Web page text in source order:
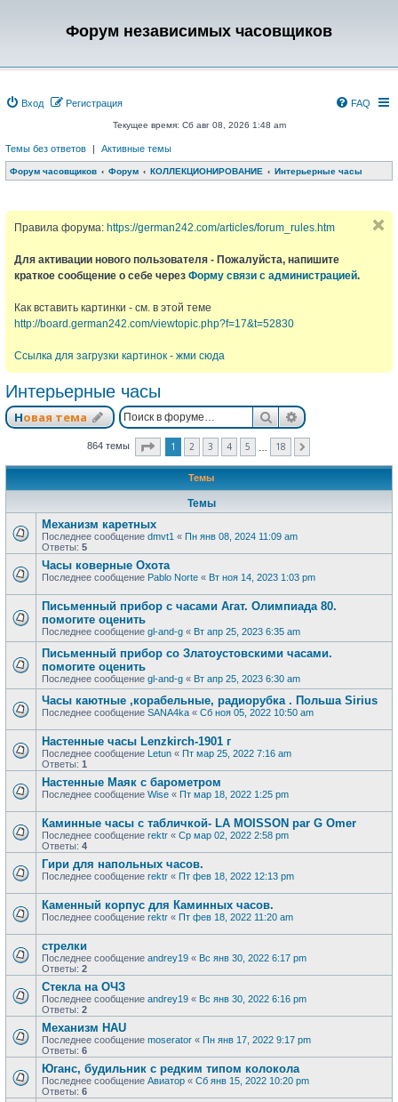
Форум независимых часовщиков
Вход Регистрация FAQ
Текущее время: Сб авг 08, 2026 1:48 am
Темы без ответов | Активные темы
Форум часовщиков Форум КОЛЛЕКЦИОНИРОВАНИЕ Интерьерные часы
Правила форума: https://german242.com/articles/forum_rules.htm
Для активации нового пользователя - Пожалуйста, напишите
краткое сообщение о себе через Форму связи с администрацией.
Как вставить картинки - см. в этой теме
http://board.german242.com/viewtopic.php?f=17&t=52830
Ссылка для загрузки картинок - жми сюда
Интерьерные часы
Новая тема ПоискРасширенный
864 темы Страница из
1 2 3 4 5 18
Темы
Темы
Механизм каретных
Последнее сообщение dmvt1 « Пн янв 08, 2024 11:09 am
Ответы: 5
Часы коверные Охота
Последнее сообщение Pablo Norte « Вт ноя 14, 2023 1:03 pm
Письменный прибор с часами Агат. Олимпиада 80.
помогите оценить
Последнее сообщение gl-and-g « Вт апр 25, 2023 6:35 am
Письменный прибор со Златоустовскими часами.
помогите оценить
Последнее сообщение gl-and-g « Вт апр 25, 2023 6:30 am
Часы каютные ,корабельные, радиорубка . Польша Sirius
Последнее сообщение SANA4ka « Сб ноя 05, 2022 10:50 am
Настенные часы Lenzkirch-1901 г
Последнее сообщение Letun « Пт мар 25, 2022 7:16 am
Ответы: 1
Настенные Маяк с барометром
Последнее сообщение Wise « Пт мар 18, 2022 1:25 pm
Каминные часы с табличкой- LA MOISSON par G Omer
Последнее сообщение rektr « Ср мар 02, 2022 2:58 pm
Ответы: 4
Гири для напольных часов.
Последнее сообщение rektr « Пт фев 18, 2022 12:13 pm
Каменный корпус для Каминных часов.
Последнее сообщение rektr « Пт фев 18, 2022 11:20 am
стрелки
Последнее сообщение andrey19 « Вс янв 30, 2022 6:17 pm
Ответы: 2
Стекла на ОЧЗ
Последнее сообщение andrey19 « Вс янв 30, 2022 6:16 pm
Ответы: 2
Механизм HAU
Последнее сообщение moserator « Пн янв 17, 2022 9:17 pm
Ответы: 6
Юганс, будильник с редким типом колокола
Последнее сообщение Авиатор « Сб янв 15, 2022 10:20 pm
Ответы: 6